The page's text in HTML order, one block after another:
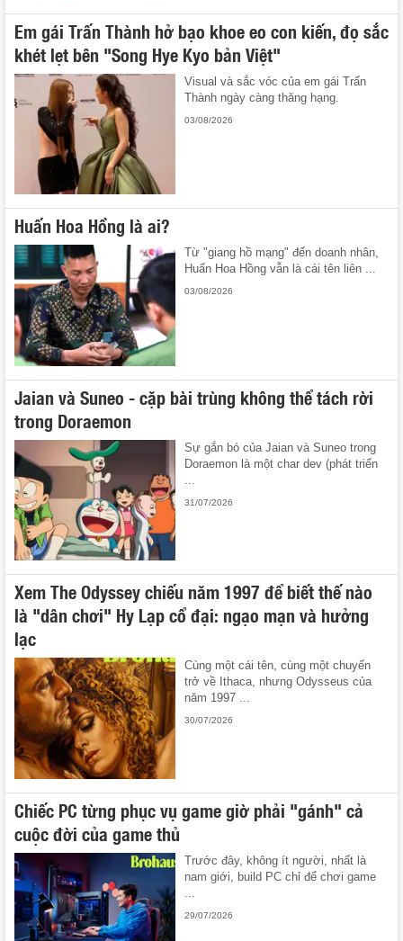
Em gái Trấn Thành hở bạo khoe eo con kiến, đọ sắc
khét lẹt bên "Song Hye Kyo bản Việt"
Visual và sắc vóc của em gái Trấn
Thành ngày càng thăng hạng.
03/08/2026
Huấn Hoa Hồng là ai?
Từ "giang hồ mạng" đến doanh nhân,
Huấn Hoa Hồng vẫn là cái tên liên ...
03/08/2026
Jaian và Suneo - cặp bài trùng không thể tách rời
trong Doraemon
Sự gắn bó của Jaian và Suneo trong
Doraemon là một char dev (phát triển
31/07/2026
Xem The Odyssey chiếu năm 1997 để biết thế nào
là "dân chơi" Hy Lạp cổ đại: ngạo mạn và hưởng
lạc
Cùng một cái tên, cùng một chuyến
trở về Ithaca, nhưng Odysseus của
năm 1997 ...
30/07/2026
Chiếc PC từng phục vụ game giờ phải "gánh" cả
cuộc đời của game thủ
Trước đây, không ít người, nhất là
nam giới, build PC chỉ để chơi game
29/07/2026